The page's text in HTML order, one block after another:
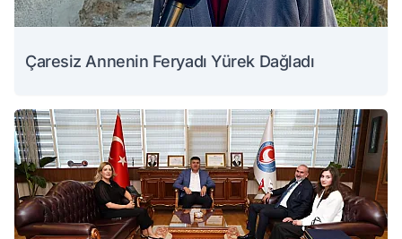
Çaresiz Annenin Feryadı Yürek Dağladı